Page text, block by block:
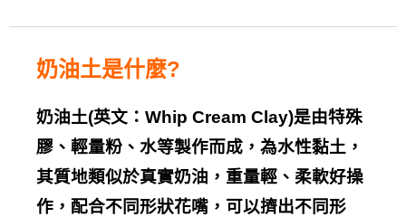
奶油土是什麼?
奶油土(英文： Whip Cream Clay)是由特殊
膠、輕量粉、水等製作而成，為水性黏土，
其質地類似於真實奶油，重量輕、柔軟好操
作，配合不同形狀花嘴，可以擠出不同形